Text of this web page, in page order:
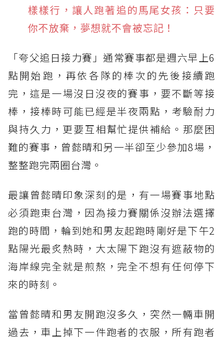
樣樣行，讓人跑著追的馬尾女孩：只要
你不放棄，夢想就不會被忘記！
「夸父追日接力賽」通常賽事都是週六早上6
點開始跑，再依各隊的棒次的先後接續跑
完，這是一場沒日沒夜的賽事，要不斷等接
棒，接棒時可能已經是半夜兩點，考驗耐力
與持久力，更要互相幫忙提供補給。那麼困
難的賽事，曾懿晴和另一半卻至少參加8場，
整整跑完兩圈台灣。
最讓曾懿晴印象深刻的是，有一場賽事地點
必須跑東台灣，因為接力賽關係沒辦法選擇
跑的時間，輪到她和男友起跑時剛好是下午2
點陽光最炙熱時，大太陽下跑沒有遮蔽物的
海岸線完全就是煎熬，完全不想有任何停下
來的時刻。
當曾懿晴和男友開跑沒多久，突然一輛車開
過去，車上掉下一件跑者的衣服，所有跑者